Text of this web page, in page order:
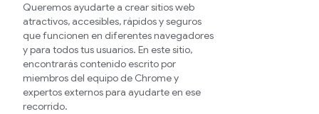
Queremos ayudarte a crear sitios web
atractivos, accesibles, rápidos y seguros
que funcionen en diferentes navegadores
y para todos tus usuarios. En este sitio,
encontrarás contenido escrito por
miembros del equipo de Chrome y
expertos externos para ayudarte en ese
recorrido.